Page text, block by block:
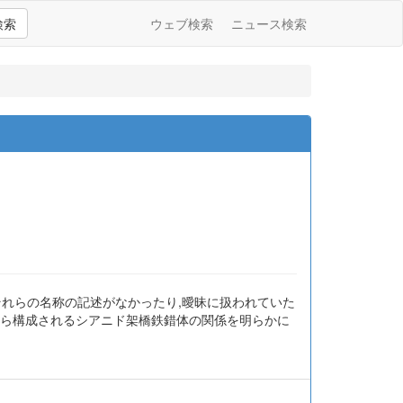
索 ウェブ検索 ニュース検索
らの名称の記述がなかったり,曖昧に扱われていた
構成されるシアニド架橋鉄錯体の関係を明らかに